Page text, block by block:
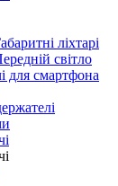
ліхтарі
світло
для смартфона